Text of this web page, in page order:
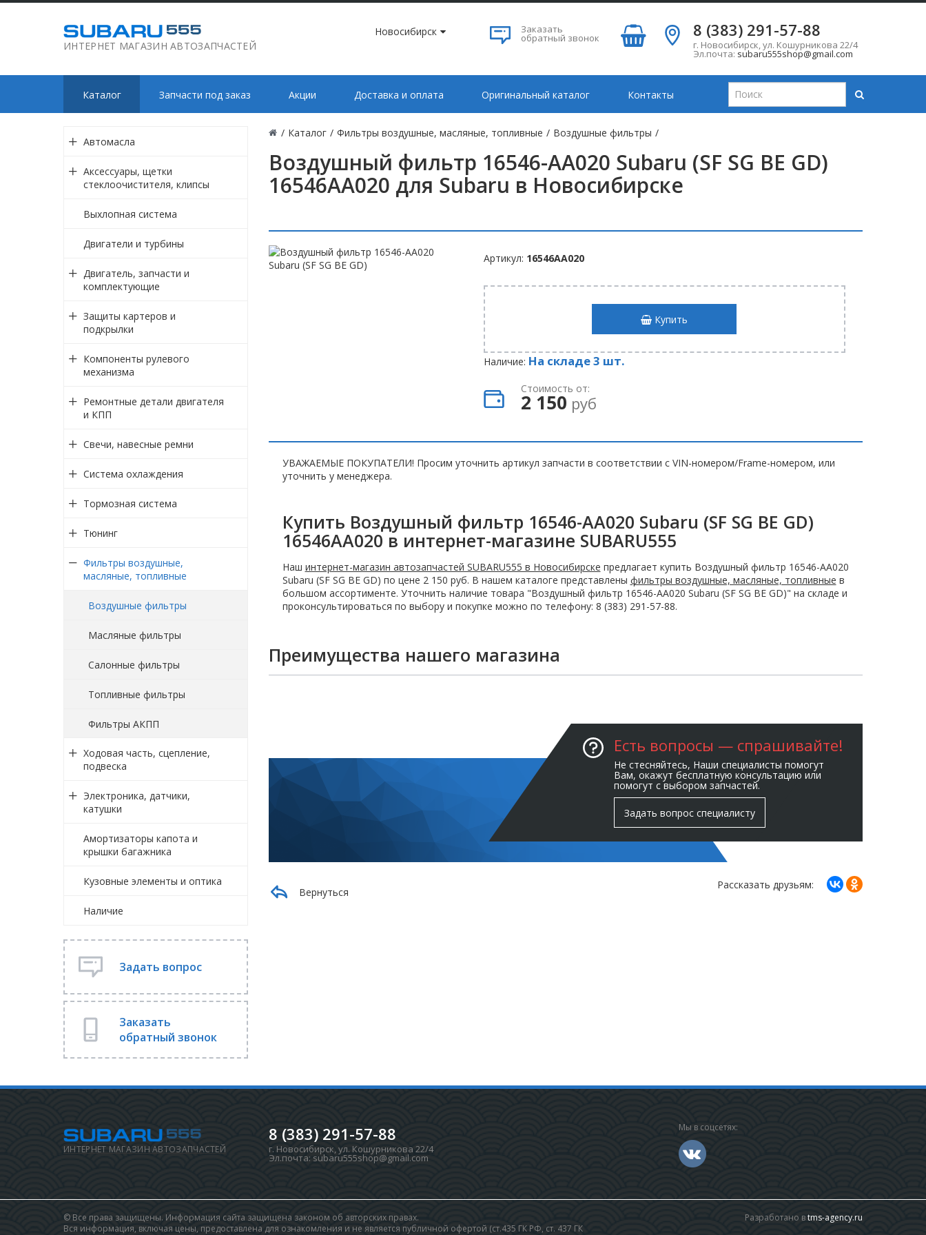
ИНТЕРНЕТ МАГАЗИН АВТОЗАПЧАСТЕЙ
Новосибирск Заказать
обратный звонок 8 (383) 291-57-88
г. Новосибирск,ул. Кошурникова 22/4
Эл.почта: subaru555shop@gmail.com
Каталог Запчасти под заказ Акции Доставка и оплата Оригинальный каталог Контакты
/ Каталог / Фильтры воздушные, масляные, топливные / Воздушные фильтры /
Воздушный фильтр 16546-AA020 Subaru (SF SG BE GD)
16546AA020 для Subaru в Новосибирске
Автомасла
Аксессуары, щетки
стеклоочистителя, клипсы
Выхлопная система
Двигатели и турбины
Двигатель, запчасти и
комплектующие
Защиты картеров и
подкрылки
Компоненты рулевого
механизма
Ремонтные детали двигателя
и КПП
Свечи, навесные ремни
Система охлаждения
Тормозная система
Тюнинг
Фильтры воздушные,
масляные, топливные
Воздушные фильтры
Масляные фильтры
Салонные фильтры
Топливные фильтры
Фильтры АКПП
Ходовая часть, сцепление,
подвеска
Электроника, датчики,
катушки
Амортизаторы капота и
крышки багажника
Кузовные элементы и оптика
Наличие
Задать вопрос
Заказать
обратный звонок
Артикул: 16546AA020
Купить
Наличие: На складе 3 шт.
Стоимость от:
2 150 руб
УВАЖАЕМЫЕ ПОКУПАТЕЛИ! Просим уточнить артикул запчасти в соответствии с VIN-номером/Frame-номером, или
уточнить у менеджера.
Купить Воздушный фильтр 16546-AA020 Subaru (SF SG BE GD)
16546AA020 в интернет-магазине SUBARU555
Наш интернет-магазин автозапчастей SUBARU555 в Новосибирске предлагает купить Воздушный фильтр 16546-AA020
Subaru (SF SG BE GD) по цене 2 150 руб. В нашем каталоге представлены фильтры воздушные, масляные, топливные в
большом ассортименте. Уточнить наличие товара "Воздушный фильтр 16546-AA020 Subaru (SF SG BE GD)" на складе и
проконсультироваться по выбору и покупке можно по телефону: 8 (383) 291-57-88.
Преимущества нашего магазина
Есть вопросы — спрашивайте!
Не стесняйтесь, Наши специалисты помогут
Вам, окажут бесплатную консультацию или
помогут с выбором запчастей.
Задать вопрос специалисту
Вернуться
Рассказать друзьям:
ИНТЕРНЕТ МАГАЗИН АВТОЗАПЧАСТЕЙ
8 (383) 291-57-88
г. Новосибирск,ул. Кошурникова 22/4
Эл.почта: subaru555shop@gmail.com
Мы в соцсетях:
© Все права защищены. Информация сайта защищена законом об авторских правах.
Вся информация, включая цены, предоставлена для ознакомления и не является публичной офертой (ст.435 ГК РФ, cт. 437 ГК
Разработано вtms-agency.ru